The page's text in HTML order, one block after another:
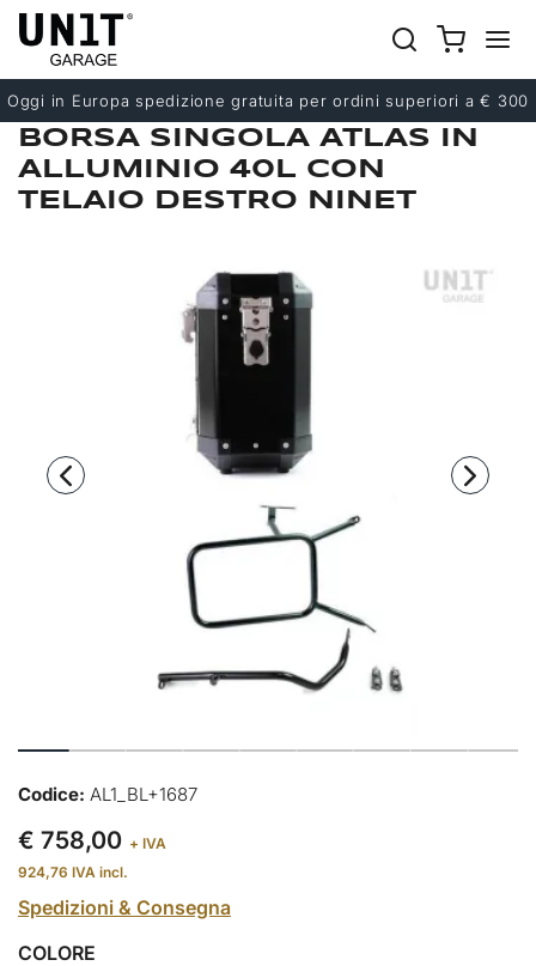
Oggi in Europa spedizione gratuita per ordini superiori a € 300
Precedente
Successivo
BORSA SINGOLA ATLAS IN
ALLUMINIO 40L CON
TELAIO DESTRO NINET
Codice: AL1_BL+1687
€ 758,00 + IVA
924,76 IVA incl.
Spedizioni & Consegna
COLORE